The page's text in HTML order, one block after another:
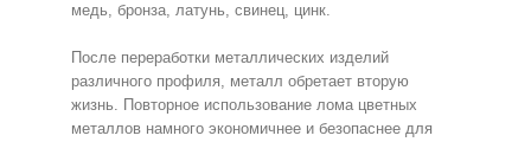
медь, бронза, латунь, свинец, цинк.
После переработки металлических изделий
различного профиля, металл обретает вторую
жизнь. Повторное использование лома цветных
металлов намного экономичнее и безопаснее для